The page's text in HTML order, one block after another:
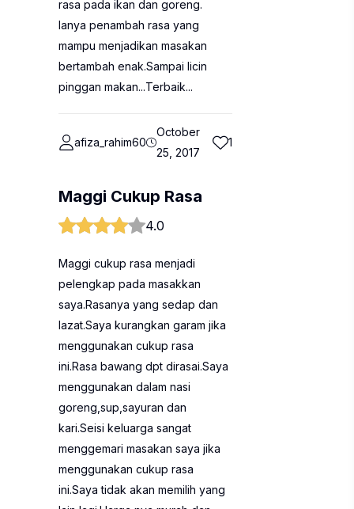
rasa pada ikan dan goreng.
Ianya penambah rasa yang
mampu menjadikan masakan
bertambah enak.Sampai licin
pinggan makan...Terbaik...
afiza_rahim60
October
25, 2017
1
Maggi Cukup Rasa
4.0
Maggi cukup rasa menjadi
pelengkap pada masakkan
saya.Rasanya yang sedap dan
lazat.Saya kurangkan garam jika
menggunakan cukup rasa
ini.Rasa bawang dpt dirasai.Saya
menggunakan dalam nasi
goreng,sup,sayuran dan
kari.Seisi keluarga sangat
menggemari masakan saya jika
menggunakan cukup rasa
ini.Saya tidak akan memilih yang